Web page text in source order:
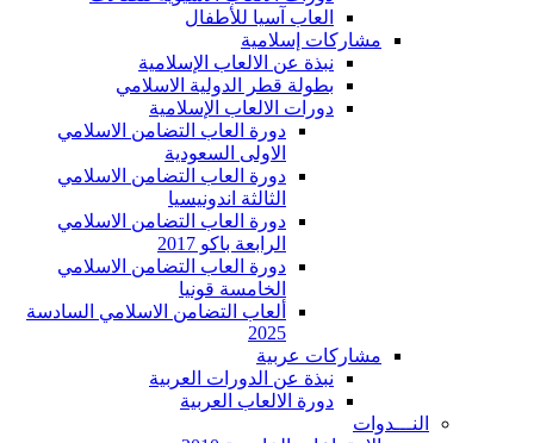
العاب آسيا للأطفال
مشاركات إسلامية
نبذة عن الالعاب الإسلامية
بطولة قطر الدولية الاسلامي
دورات الالعاب الإسلامية
دورة العاب التضامن الاسلامي
الاولى السعودية
دورة العاب التضامن الاسلامي
الثالثة اندونيسيا
دورة العاب التضامن الاسلامي
الرابعة باكو 2017
دورة العاب التضامن الاسلامي
الخامسة قونيا
ألعاب التضامن الاسلامي السادسة
2025
مشاركات عربية
نبذة عن الدورات العربية
دورة الالعاب العربية
النـــدوات